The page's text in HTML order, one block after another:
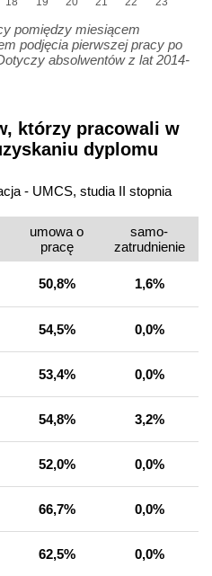
pomiędzy miesiącem
podjęcia pierwszej pracy po
absolwentów z lat 2014-
którzy pracowali w
dyplomu
- UMCS, studia II stopnia
umowa o
pracę
samo­
zatrudnienie
50,8% 1,6%
54,5% 0,0%
53,4% 0,0%
54,8% 3,2%
52,0% 0,0%
66,7% 0,0%
62,5% 0,0%